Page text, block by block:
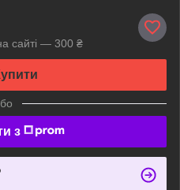
сайті — 300 ₴
з